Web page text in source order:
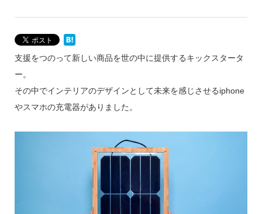
支援をつのって新しい商品を世の中に提供するキックスタータ
ー。
その中でインテリアのデザインとして未来を感じさせるiphone
やスマホの充電器がありました。